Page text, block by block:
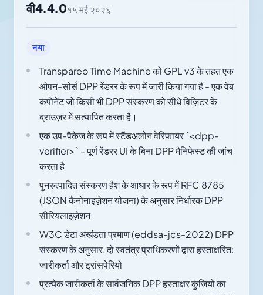
वी4.4.0१५ मई २०२६
नया
Transpareo Time Machine को GPL v3 के तहत एक
ओपन-सोर्स DPP रेंडरर के रूप में जारी किया गया है - एक वेब
कंपोनेंट जो किसी भी DPP संस्करण को सीधे विज़िटर के
ब्राउज़र में सत्यापित करता है।
एक उप-पैकेज के रूप में स्टैंडअलोन वेरिफायर `<dpp-
verifier>` - पूर्ण रेंडरर UI के बिना DPP मैनिफेस्ट की जांच
करता है
पुनरुत्पादित संस्करण हैश के आधार के रूप में RFC 8785
(JSON कैनोनाइज़ेशन योजना) के अनुसार निर्धारक DPP
सीरियलाइज़ेशन
W3C डेटा अखंडता प्रमाण (eddsa-jcs-2022) DPP
संस्करण के अनुसार, दो स्वतंत्र प्राधिकरणों द्वारा हस्ताक्षरित:
जारीकर्ता और ट्रांसपेरियो
प्रत्येक जारीकर्ता के सार्वजनिक DPP हस्ताक्षर कुंजियों का